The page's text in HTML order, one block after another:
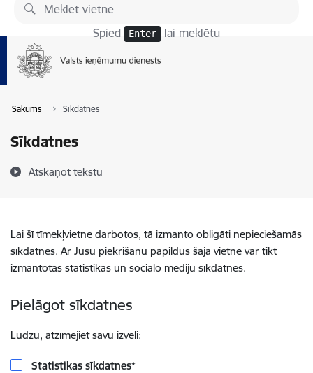
Pāriet uz lapas saturu
Spied Enter lai meklētu
Sākums Sīkdatnes
Sīkdatnes
Atskaņot tekstu
Lai šī tīmekļvietne darbotos, tā izmanto obligāti nepieciešamās
sīkdatnes. Ar Jūsu piekrišanu papildus šajā vietnē var tikt
izmantotas statistikas un sociālo mediju sīkdatnes.
Pielāgot sīkdatnes
Lūdzu, atzīmējiet savu izvēli:
Statistikas sīkdatnes*